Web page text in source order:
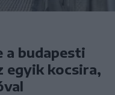
a budapesti
egyik kocsira,